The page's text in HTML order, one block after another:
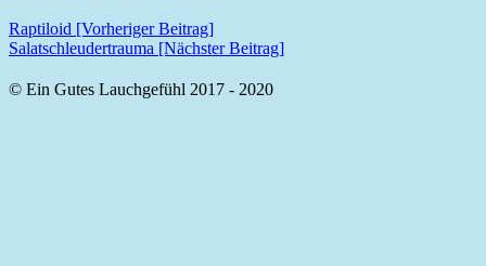
Raptiloid [Vorheriger Beitrag]
Salatschleudertrauma [Nächster Beitrag]
© Ein Gutes Lauchgefühl 2017 - 2020